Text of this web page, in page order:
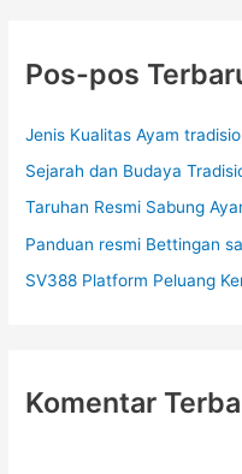
n
u
k
:
Pos-pos
Jenis Kualitas Ayam
Sejarah dan Budaya
Taruhan Resmi Sabung
Panduan resmi Bettingan
SV388 Platform Peluang
Komentar